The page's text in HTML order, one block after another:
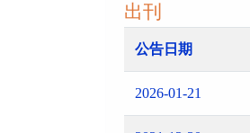
出刊
公告日期
2026-01-21